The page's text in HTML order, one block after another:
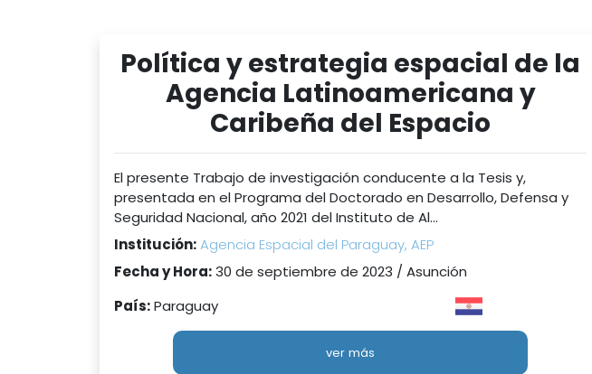
Política y estrategia espacial de la
Agencia Latinoamericana y
Caribeña del Espacio
El presente Trabajo de investigación conducente a la Tesis y,
presentada en el Programa del Doctorado en Desarrollo, Defensa y
Seguridad Nacional, año 2021 del Instituto de Al...
Institución:Agencia Espacial del Paraguay, AEP
Fecha y Hora:30 de septiembre de 2023 / Asunción
País:Paraguay
ver más